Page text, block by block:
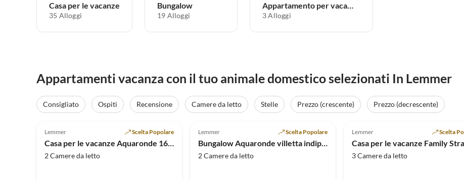
Casa per le vacanze
35 Alloggi
Bungalow
19 Alloggi
Appartamento per vacanze
3 Alloggi
Appartamenti vacanza con il tuo animale domestico selezionati In Lemmer
Consigliato Ospiti Recensione Camere da letto Stelle Prezzo (crescente) Prezzo (decrescente)
Annuncio in
Alto
Lemmer Scelta Popolare
Casa per le vacanze Aquaronde 16, con pontile + barca sportiva
2 Camere da letto
Lemmer Scelta Popolare
Bungalow Aquaronde villetta indipendente da sogno su penisola - Noleggio barche
2 Camere da letto
Lemmer Scelta
3 Camere da letto